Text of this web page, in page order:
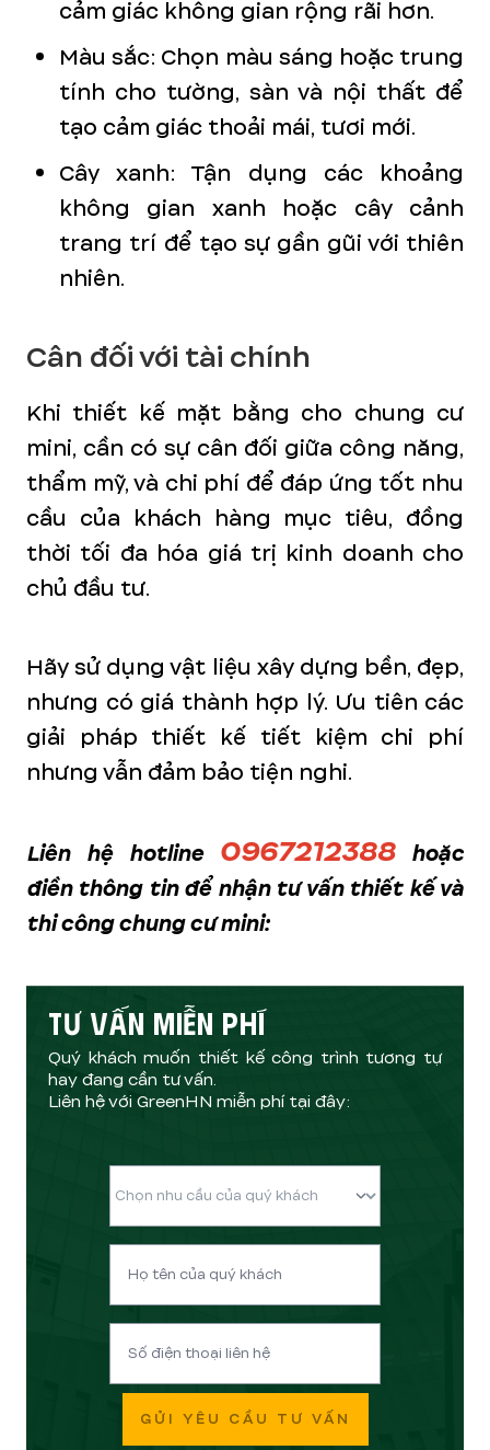
cảm giác không gian rộng rãi hơn.
Màu sắc: Chọn màu sáng hoặc trung
tính cho tường, sàn và nội thất để
tạo cảm giác thoải mái, tươi mới.
Cây xanh: Tận dụng các khoảng
không gian xanh hoặc cây cảnh
trang trí để tạo sự gần gũi với thiên
nhiên.
Cân đối với tài chính
Khi thiết kế mặt bằng cho chung cư
mini, cần có sự cân đối giữa công năng,
thẩm mỹ, và chi phí để đáp ứng tốt nhu
cầu của khách hàng mục tiêu, đồng
thời tối đa hóa giá trị kinh doanh cho
chủ đầu tư.
Hãy sử dụng vật liệu xây dựng bền, đẹp,
nhưng có giá thành hợp lý. Ưu tiên các
giải pháp thiết kế tiết kiệm chi phí
nhưng vẫn đảm bảo tiện nghi.
Liên hệ hotline 0967212388hoặc
điền thông tin để nhận tư vấn thiết kế và
thi công chung cư mini:
TƯ VẤN MIỄN PHÍ
Quý khách muốn thiết kế công trình tương tự
hay đang cần tư vấn.
Liên hệ với GreenHN miễn phí tại đây:
GỬI YÊU CẦU TƯ VẤN